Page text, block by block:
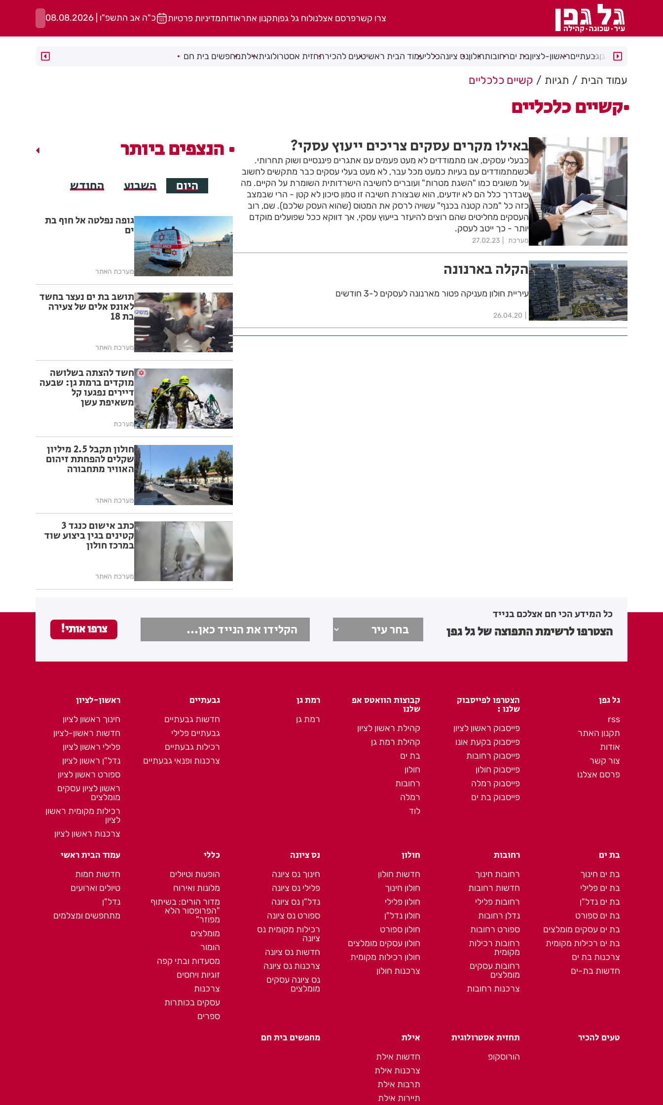
צרו קשרפרסם אצלנולוח גל גפןתקנון אתראודותמדיניות פרטיות כ"ה אב התשפ"ו | 08.08.2026
רמת גןגבעתייםראשון-לציוןבת יםרחובותחולוןנס ציונהכלליעמוד הבית ראשיטעים להכירתחזית אסטרולוגיתאילתמחפשים בית חם
עמוד הבית תגיות קשיים כלכליים
קשיים כלכליים
באילו מקרים עסקים צריכים ייעוץ עסקי?
כבעלי עסקים, אנו מתמודדים לא מעט פעמים עם אתגרים פיננסיים ושוק תחרותי.
כשמתמודדים עם בעיות כמעט מכל עבר, לא מעט בעלי עסקים כבר מתקשים לחשוב
על משוגים כמו "השגת מטרות" ועוברים לחשיבה הישרדותית השומרת על הקיים. מה
שבדרך כלל הם לא יודעים, הוא שבצורת חשיבה זו טמון סיכון לא קטן - הרי שבמצב
כזה כל "מכה קטנה בכנף" עשויה לרסק את המטוס (שהוא העסק שלכם). שם, רוב
העסקים מחליטים שהם רוצים להיעזר בייעוץ עסקי, אך דווקא ככל שפועלים מוקדם
יותר - כך ייטב לעסק.
מערכת 27.02.23
הקלה בארנונה
עיריית חולון מעניקה פטור מארנונה לעסקים ל-3 חודשים
26.04.20
הנצפים ביותר
היום השבוע החודש
גופה נפלטה אל חוף בת
ים
מערכת האתר
תושב בת ים נעצר בחשד
לאונס אלים של צעירה
בת 18
מערכת האתר
חשד להצתה בשלושה
מוקדים ברמת גן: שבעה
דיירים נפגעו קל
משאיפת עשן
מערכת
חולון תקבל 2.5 מיליון
שקלים להפחתת זיהום
האוויר מתחבורה
מערכת האתר
כתב אישום כנגד 3
קטינים בגין ביצוע שוד
במרכז חולון
מערכת האתר
כל המידע הכי חם אצלכם בנייד
הצטרפו לרשימת התפוצה של גל גפן
גל גפן
rss
תקנון האתר
אודות
צור קשר
פרסם אצלנו
הצטרפו לפייסבוק
שלנו :
פייסבוק ראשון לציון
פייסבוק בקעת אונו
פייסבוק רחובות
פייסבוק חולון
פייסבוק רמלה
פייסבוק בת ים
קבוצות הוואטס אפ
שלנו
קהילת ראשון לציון
קהילת רמת גן
בת ים
חולון
רחובות
רמלה
לוד
רמת גן
רמת גן
גבעתיים
חדשות גבעתיים
גבעתיים פלילי
רכילות גבעתיים
צרכנות ופנאי גבעתיים
ראשון-לציון
חינוך ראשון לציון
חדשות ראשון-לציון
פלילי ראשון לציון
נדל"ן ראשון לציון
ספורט ראשון לציון
ראשון לציון עסקים
מומלצים
רכילות מקומית ראשון
לציון
צרכנות ראשון לציון
בת ים
בת ים חינוך
בת ים פלילי
בת ים נדל"ן
בת ים ספורט
בת ים עסקים מומלצים
בת ים רכילות מקומית
צרכנות בת ים
חדשות בת-ים
רחובות
רחובות חינוך
חדשות רחובות
רחובות פלילי
נדלן רחובות
ספורט רחובות
רחובות רכילות
מקומית
רחובות עסקים
מומלצים
צרכנות רחובות
חולון
חדשות חולון
חולון חינוך
חולון פלילי
חולון נדל"ן
חולון ספורט
חולון עסקים מומלצים
חולון רכילות מקומית
צרכנות חולון
נס ציונה
חינוך נס ציונה
פלילי נס ציונה
נדל"ן נס ציונה
ספורט נס ציונה
רכילות מקומית נס
ציונה
חדשות נס ציונה
צרכנות נס ציונה
נס ציונה עסקים
מומלצים
כללי
הופעות וטיולים
מלונות ואירוח
מדור הורים: בשיתוף
"הפרופסור הלא
מפוזר"
מומלצים
הומור
מסעדות ובתי קפה
זוגיות ויחסים
צרכנות
עסקים בכותרות
ספרים
עמוד הבית ראשי
חדשות חמות
טיולים וארועים
נדל"ן
מתחפשים ומצלמים
טעים להכיר תחזית אסטרולוגית
הורוסקופ
אילת
חדשות אילת
צרכנות אילת
תרבות אילת
תיירות אילת
מחפשים בית חם